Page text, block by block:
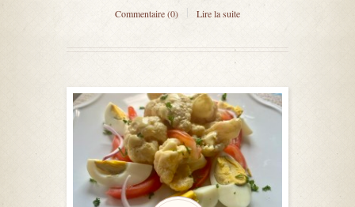
Commentaire (0)
Lire la suite